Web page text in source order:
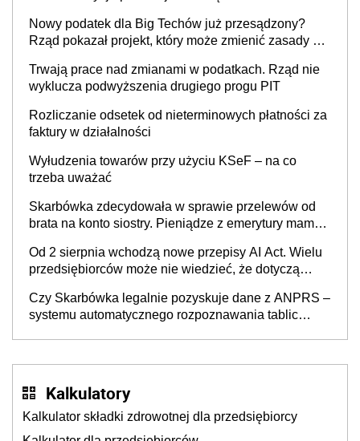
Nowy podatek dla Big Techów już przesądzony?
Rząd pokazał projekt, który może zmienić zasady gry
Trwają prace nad zmianami w podatkach. Rząd nie
wyklucza podwyższenia drugiego progu PIT
Rozliczanie odsetek od nieterminowych płatności za
faktury w działalności
Wyłudzenia towarów przy użyciu KSeF – na co
trzeba uważać
Skarbówka zdecydowała w sprawie przelewów od
brata na konto siostry. Pieniądze z emerytury mamy
będzie
Od 2 sierpnia wchodzą nowe przepisy AI Act. Wielu
przedsiębiorców może nie wiedzieć, że dotyczą
Czy Skarbówka legalnie pozyskuje dane z ANPRS –
systemu automatycznego rozpoznawania tablic
Kalkulatory
Kalkulator składki zdrowotnej dla przedsiębiorcy